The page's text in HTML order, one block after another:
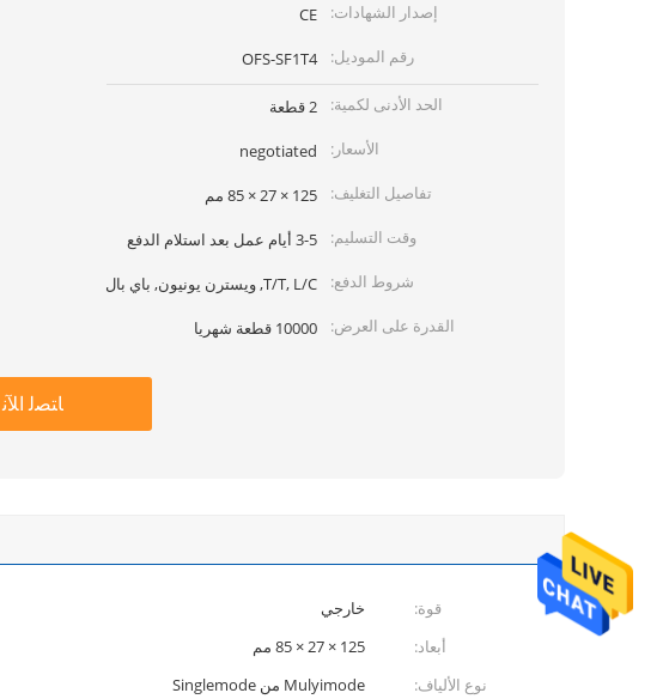
إصدار الشهادات:
CE
رقم الموديل:
OFS-SF1T4
الحد الأدنى لكمية:
2 قطعة
الأسعار:
negotiated
تفاصيل التغليف:
125 × 27 × 85 مم
وقت التسليم:
3-5 أيام عمل بعد استلام الدفع
شروط الدفع:
T/T, L/C, ويسترن يونيون, باي بال
القدرة على العرض:
10000 قطعة شهريا
ﺎﺘﺼﻟ ﺍﻶﻧ
قوة: خارجي
أبعاد:
125 × 27 × 85 مم
نوع الألياف:
Mulyimode من Singlemode